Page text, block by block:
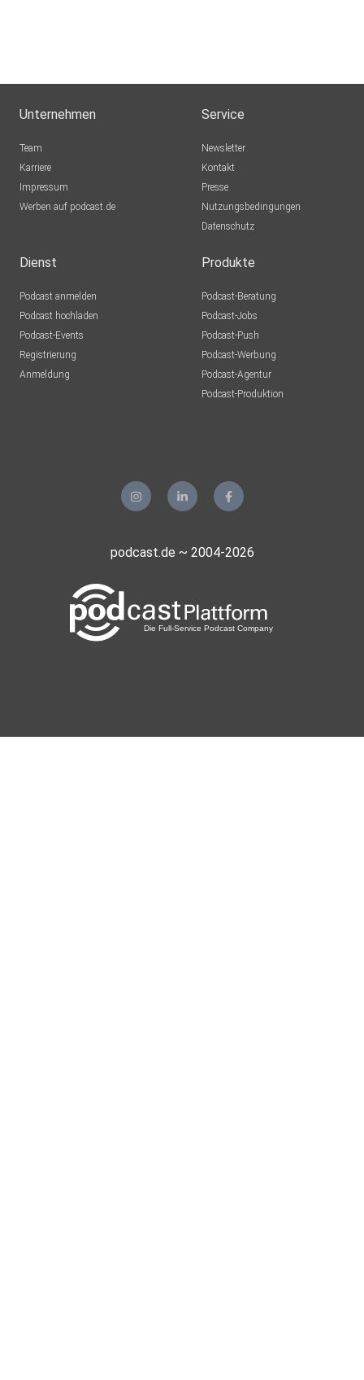
Unternehmen
Team
Karriere
Impressum
Werben auf podcast.de
Service
Newsletter
Kontakt
Presse
Nutzungsbedingungen
Datenschutz
Dienst
Podcast anmelden
Podcast hochladen
Podcast-Events
Registrierung
Anmeldung
Produkte
Podcast-Beratung
Podcast-Jobs
Podcast-Push
Podcast-Werbung
Podcast-Agentur
Podcast-Produktion
podcast.de ~ 2004-2026